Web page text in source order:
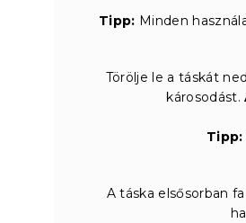
Tipp: Minden
Törölje le a táskát
károsodást.
Tipp:
A táska elsősorban